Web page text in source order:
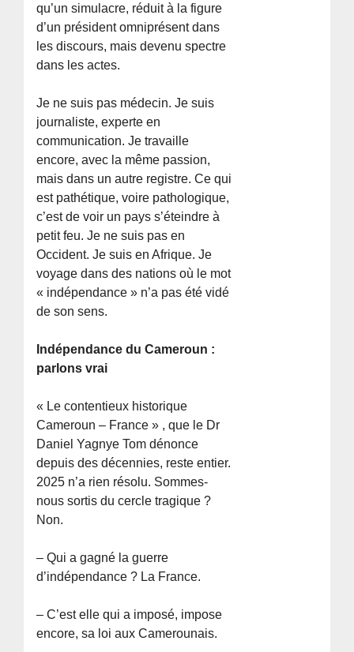
qu’un simulacre, réduit à la figure
d’un président omniprésent dans
les discours, mais devenu spectre
dans les actes.
Je ne suis pas médecin. Je suis
journaliste, experte en
communication. Je travaille
encore, avec la même passion,
mais dans un autre registre. Ce qui
est pathétique, voire pathologique,
c’est de voir un pays s’éteindre à
petit feu. Je ne suis pas en
Occident. Je suis en Afrique. Je
voyage dans des nations où le mot
« indépendance » n’a pas été vidé
de son sens.
Indépendance du Cameroun :
parlons vrai
« Le contentieux historique
Cameroun – France » , que le Dr
Daniel Yagnye Tom dénonce
depuis des décennies, reste entier.
2025 n’a rien résolu. Sommes-
nous sortis du cercle tragique ?
Non.
– Qui a gagné la guerre
d’indépendance ? La France.
– C’est elle qui a imposé, impose
encore, sa loi aux Camerounais.